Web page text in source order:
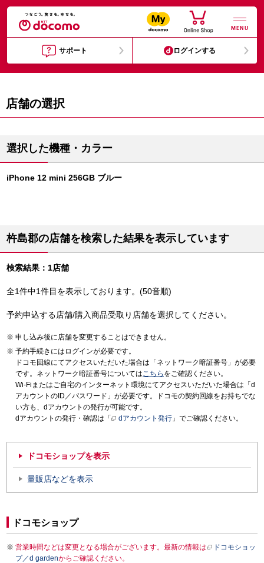
MENU
サポート ログインする
店舗の選択
選択した機種・カラー
iPhone 12 mini 256GB ブルー
杵島郡の店舗を検索した結果を表示しています
検索結果：1店舗
全1件中1件目を表示しております。(50音順)
予約申込する店舗/購入商品受取り店舗を選択してください。
申し込み後に店舗を変更することはできません。
予約手続きにはログインが必要です。
ドコモ回線にてアクセスいただいた場合は「ネットワーク暗証番号」が必要
です。ネットワーク暗証番号についてはこちら をご確認ください。
Wi-Fiまたはご自宅のインターネット環境にてアクセスいただいた場合は「d
アカウントのID／パスワード」が必要です。ドコモの契約回線をお持ちでな
い方も、dアカウントの発行が可能です。
dアカウントの発行・確認は「
dアカウント発行 」でご確認ください。
ドコモショップを表示
量販店などを表示
ドコモショップ
営業時間などは変更となる場合がございます。最新の情報は
ドコモショッ
プ／d gardenからご確認ください。